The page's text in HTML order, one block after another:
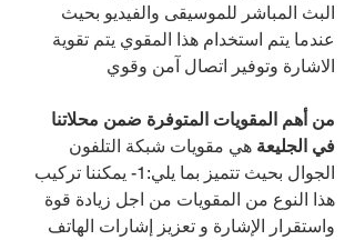
البث المباشر للموسيقى والفيديو بحيث
عندما يتم استخدام هذا المقوي يتم تقوية
الاشارة وتوفير اتصال آمن وقوي
من أهم المقويات المتوفرة ضمن محلاتنا
في الجليعة هي مقويات شبكة التلفون
الجوال بحيث تتميز بما يلي:1- يمكننا تركيب
هذا النوع من المقويات من اجل زيادة قوة
واستقرار الإشارة و تعزيز إشارات الهاتف